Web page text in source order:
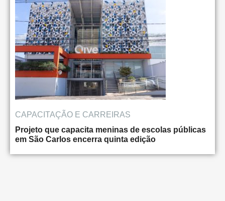
CAPACITAÇÃO E CARREIRAS
Projeto que capacita meninas de escolas públicas
em São Carlos encerra quinta edição